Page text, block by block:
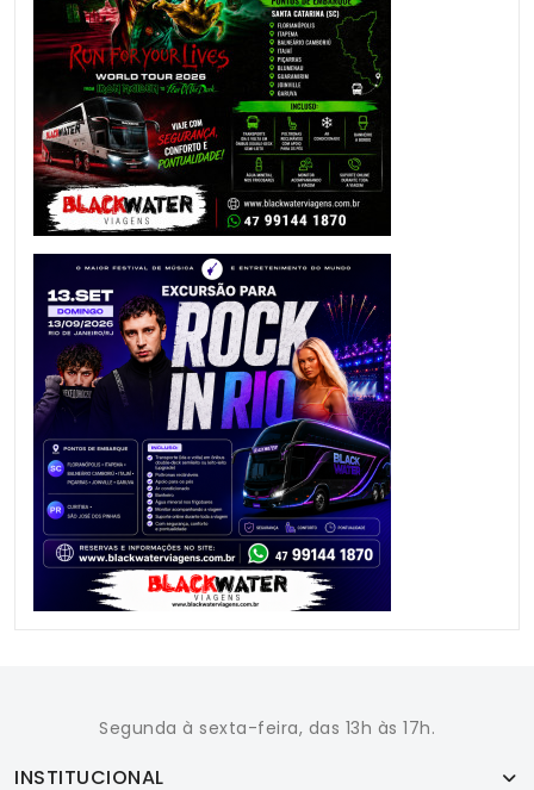
Segunda à sexta-feira, das 13h às 17h.
INSTITUCIONAL